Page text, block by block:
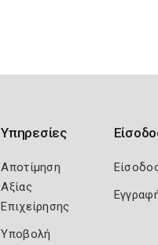
Υπηρεσίες
Αποτίμηση
Αξίας
Επιχείρησης
Υποβολή